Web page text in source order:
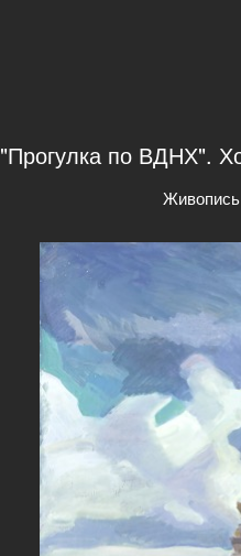
"Прогулка по ВДНХ".
Живопись